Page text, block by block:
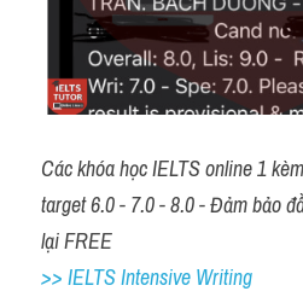
Các khóa học IELTS online 1
target 6.0 - 7.0 - 8.0 - Đảm bảo
lại FREE
>> IELTS Intensive Writing